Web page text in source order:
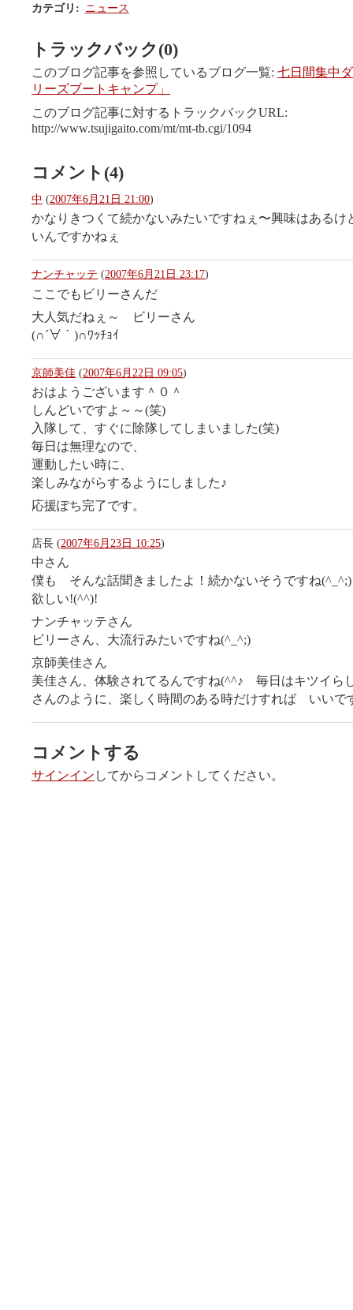
カテゴリ : ニュース
トラックバック(0)
このブログ記事を参照しているブログ一覧: 七日間集中
リーズブートキャンプ」
このブログ記事に対するトラックバックURL:
http://www.tsujigaito.com/mt/mt-tb.cgi/1094
コメント(4)
中 (2007年6月21日 21:00)
かなりきつくて続かないみたいですねぇ〜興味はあるけ
いんですかねぇ
ナンチャッテ (2007年6月21日 23:17)
ここでもビリーさんだ
大人気だねぇ～ ビリーさん
(∩´∀｀)∩ﾜｯﾁｮｲ
京師美佳 (2007年6月22日 09:05)
おはようございます＾０＾
しんどいですよ～～(笑)
入隊して、すぐに除隊してしまいました(笑)
毎日は無理なので、
運動したい時に、
楽しみながらするようにしました♪
応援ぽち完了です。
店長 (2007年6月23日 10:25)
中さん
僕も そんな話聞きましたよ！続かないそうですね
欲しい!(^^)!
ナンチャッテさん
ビリーさん、大流行みたいですね(^_^;)
京師美佳さん
美佳さん、体験されてるんですね(^^♪ 毎日はキツイら
さんのように、楽しく時間のある時だけすれば いいで
コメントする
サインイン してからコメントしてください。